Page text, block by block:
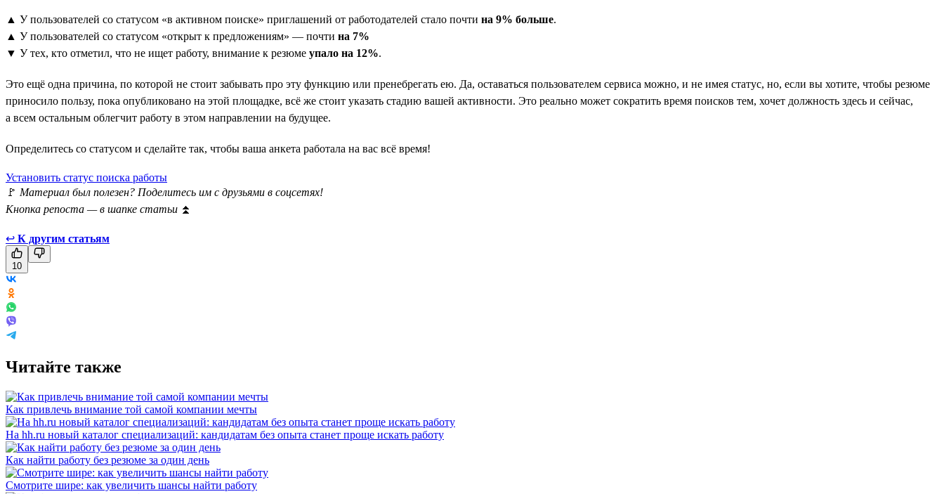
▲ У пользователей со статусом «в активном поиске» приглашений от работодателей стало почти на 9% больше.
▲ У пользователей со статусом «открыт к предложениям» — почти на 7%
▼ У тех, кто отметил, что не ищет работу, внимание к резюме упало на 12%.
Это ещё одна причина, по которой не стоит забывать про эту функцию или пренебрегать ею. Да, оставаться пользователем сервиса можно, и не имея статус, но, если вы хотите, чтобы резюме
приносило пользу, пока опубликовано на этой площадке, всё же стоит указать стадию вашей активности. Это реально может сократить время поисков тем, хочет должность здесь и сейчас,
а всем остальным облегчит работу в этом направлении на будущее.
Определитесь со статусом и сделайте так, чтобы ваша анкета работала на вас всё время!
Установить статус поиска работы
🚩 Материал был полезен? Поделитесь им с друзьями в соцсетях!
Кнопка репоста — в шапке статьи ⏫
↩ К другим статьям
10
Читайте также
Как привлечь внимание той самой компании мечты
На hh.ru новый каталог специализаций: кандидатам без опыта станет проще искать работу
Как найти работу без резюме за один день
Смотрите шире: как увеличить шансы найти работу